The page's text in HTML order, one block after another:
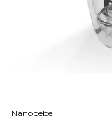
Nanobebe